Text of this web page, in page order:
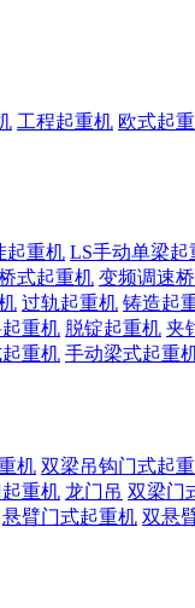
工程起重机 欧式起
起重机 LS手动单梁起
式起重机 变频调速
过轨起重机 铸造起
重机 脱锭起重机 夹
重机 手动梁式起重
机 双梁吊钩门式起
重机 龙门吊 双梁门
悬臂门式起重机 双悬